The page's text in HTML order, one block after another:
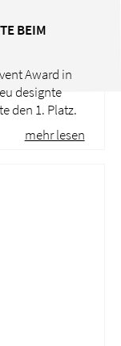
BEIM
Award in
designte
den 1. Platz.
mehr lesen